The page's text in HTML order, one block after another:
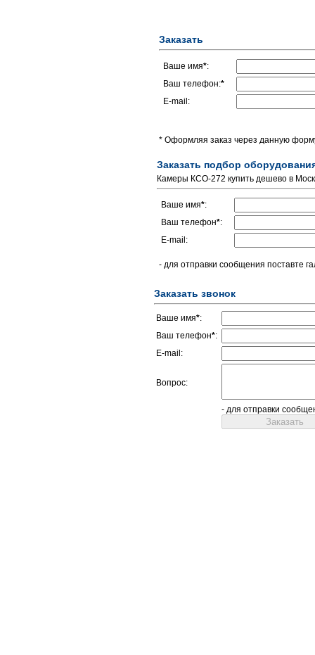
Заказать
Ваше имя*:
Ваш телефон:*
E-mail:
* Оформляя заказ через данную
Заказать подбор
Камеры КСО-272 купить дешево в
Ваше имя*:
Ваш телефон*:
E-mail:
- для отправки сообщения поставте
Заказать звонок
Ваше имя*:
Ваш телефон*:
E-mail:
Вопрос:
- для отправки